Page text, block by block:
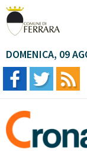
DOMENICA, 09